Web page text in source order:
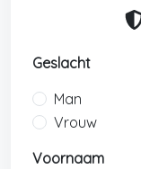
Geslacht
Man
Vrouw
Voornaam